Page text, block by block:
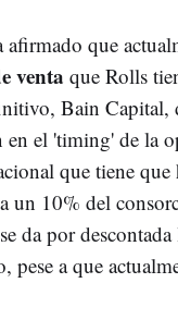
afirmado que
venta que Rolls
Bain Capital,
en el 'timing' de la
que tiene
un 10% del
da por
pese a que